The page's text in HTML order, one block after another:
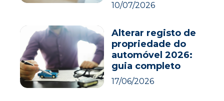
10/07/2026
Alterar registo de
propriedade do
automóvel 2026:
guia completo
17/06/2026